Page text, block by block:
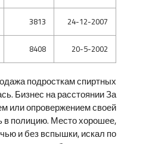
24-12-2007
3813
20-5-2002
8408
подросткам спиртных
Бизнес на расстоянии За
или опровержением своей
в полицию. Место хорошее,
и без вспышки, искал по